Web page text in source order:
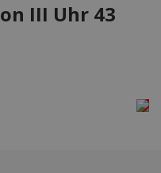
III Uhr 43